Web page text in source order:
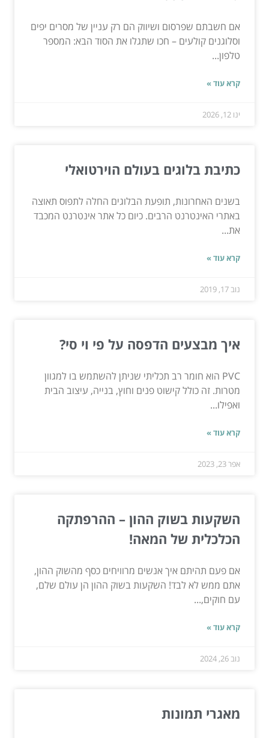
אם חשבתם שפרסום ושיווק הם רק עניין של מסרים יפים
וסלוגנים קולעים – חכו שתגלו את הסוד הבא: המספר
טלפון...
קרא עוד »
ינו 12, 2026
כתיבת בלוגים בעולם הוירטואלי
בשנים האחרונות, תופעת הבלוגים החלה לתפוס תאוצה
באתרי האינטרנט הרבים. כיום כל אתר אינטרנט המכבד
את...
קרא עוד »
נוב 17, 2019
איך מבצעים הדפסה על פי וי סי?
PVC הוא חומר רב תכליתי שניתן להשתמש בו למגוון
מטרות. זה כולל קישוט פנים וחוץ, בנייה, עיצוב הבית
ואפילו...
קרא עוד »
אפר 23, 2023
השקעות בשוק ההון – ההרפתקה
הכלכלית של המאה!
אם פעם תהיתם איך אנשים מרוויחים כסף מהשוק ההון,
אתם ממש לא לבד! השקעות בשוק ההון הן עולם שלם,
עם חוקים,...
קרא עוד »
נוב 26, 2024
מאגרי תמונות